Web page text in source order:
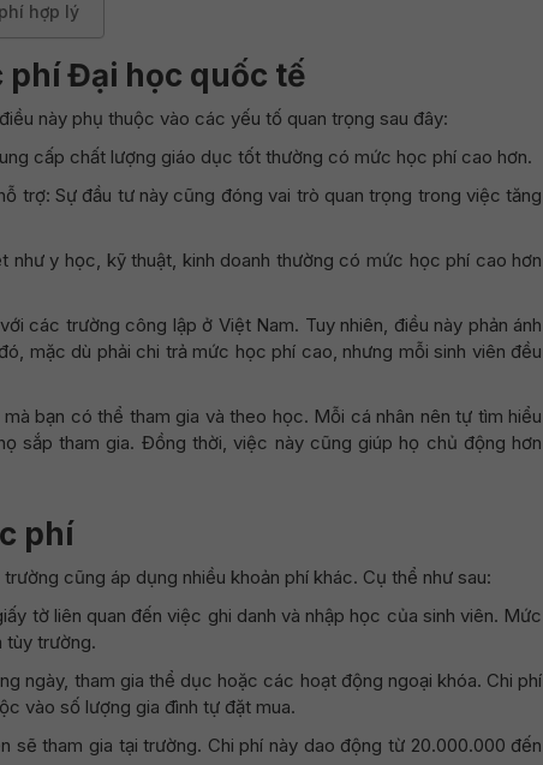
hợp lý
phí Đại học quốc tế
này phụ thuộc vào các yếu tố quan trọng sau đây:
cấp chất lượng giáo dục tốt thường có mức học phí cao hơn.
trợ: Sự đầu tư này cũng đóng vai trò quan trọng trong việc tăng
như y học, kỹ thuật, kinh doanh thường có mức học phí cao hơn
các trường công lập ở Việt Nam. Tuy nhiên, điều này phản ánh
mặc dù phải chi trả mức học phí cao, nhưng mỗi sinh viên đều
bạn có thể tham gia và theo học. Mỗi cá nhân nên tự tìm hiểu
sắp tham gia. Đồng thời, việc này cũng giúp họ chủ động hơn
phí
cũng áp dụng nhiều khoản phí khác. Cụ thể như sau:
tờ liên quan đến việc ghi danh và nhập học của sinh viên. Mức
tùy trường.
ngày, tham gia thể dục hoặc các hoạt động ngoại khóa. Chi phí
vào số lượng gia đình tự đặt mua.
sẽ tham gia tại trường. Chi phí này dao động từ 20.000.000 đến